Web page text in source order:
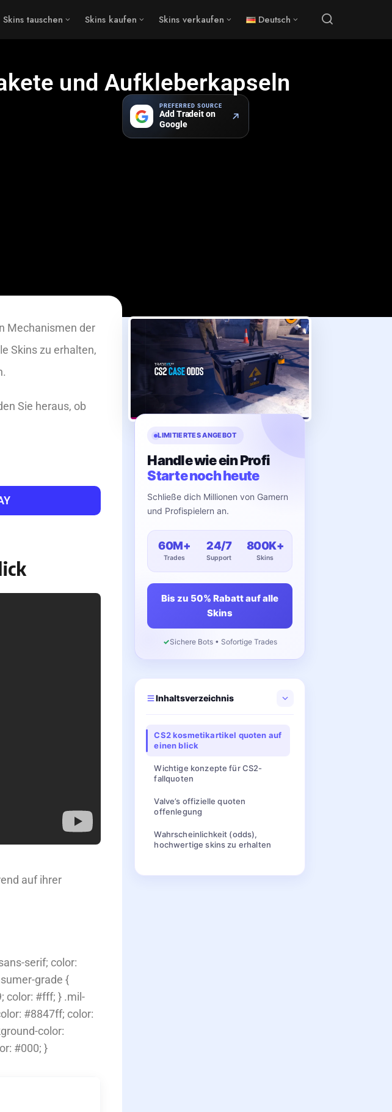
Skins tauschen Skins kaufen Skins verkaufen Deutsch
und Aufkleberkapseln
PREFERRED SOURCE
Add Tradeit on
Google
Mechanismen der
Skins zu erhalten,
Sie heraus, ob
auf ihrer
serif; color:
grade {
color: #fff; } .mil-
#8847ff; color:
color:
#000; }
LIMITIERTES ANGEBOT
Handle wie ein Profi
Starte noch heute
Schließe dich Millionen von Gamern
und Profispielern an.
60M+
Trades
24/7
Support
800K+
Skins
Bis zu 50% Rabatt auf alle
Skins
✓Sichere Bots • Sofortige Trades
Inhaltsverzeichnis
CS2 kosmetikartikel quoten auf
einen blick
Wichtige konzepte für CS2-
fallquoten
Valve’s offizielle quoten
offenlegung
Wahrscheinlichkeit (odds),
hochwertige skins zu erhalten
von CS2-fällen